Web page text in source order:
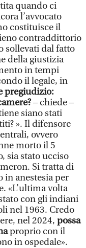
quando ci
l’avvocato
costituisce il
contraddittorio
sollevati dal fatto
della giustizia
in tempi
il legale, in
pregiudizio:
– chiede –
siano stati
». Il difensore
ovvero
morto il 5
sia stato ucciso
Si tratta di
anestesia per
«L’ultima volta
con gli indiani
nel 1963. Credo
nel 2024, possa
proprio con il
in ospedale».